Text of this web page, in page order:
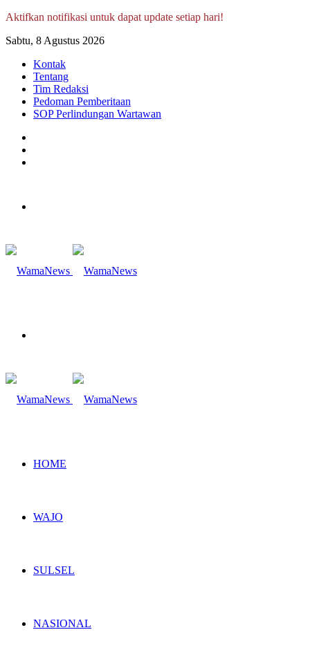
Aktifkan notifikasi untuk dapat update setiap hari!
Sabtu, 8 Agustus 2026
Kontak
Tentang
Tim Redaksi
Pedoman Pemberitaan
SOP Perlindungan Wartawan
HOME
WAJO
SULSEL
NASIONAL